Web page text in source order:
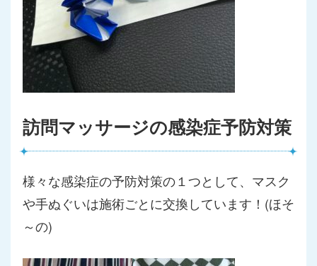
訪問マッサージの感染症予防対策
様々な感染症の予防対策の１つとして、マスク
や手ぬぐいは施術ごとに交換しています！(ほそ
～の)